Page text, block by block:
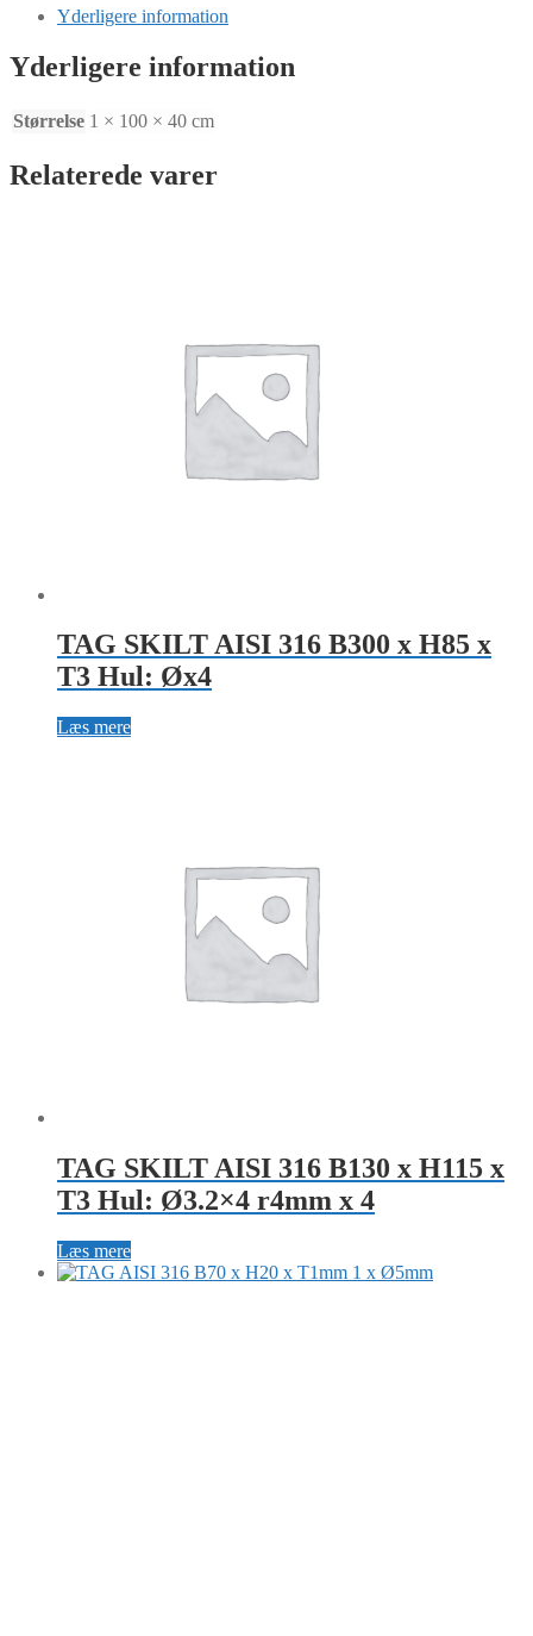
x
T1mm
Yderligere information
Yderligere information
Størrelse 1 × 100 × 40 cm
Relaterede varer
TAG SKILT AISI 316 B300 x H85 x
T3 Hul: Øx4
Læs mere
TAG SKILT AISI 316 B130 x H115 x
T3 Hul: Ø3.2×4 r4mm x 4
Læs mere